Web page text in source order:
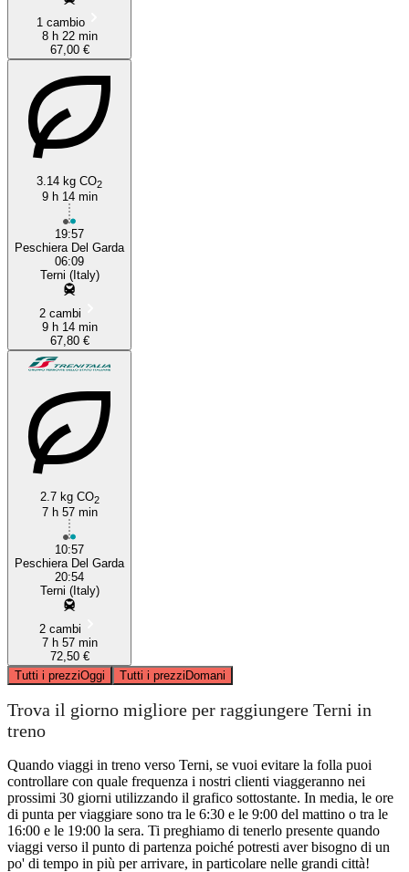
1 cambio
8 h 22 min
67,00 €
3.14 kg CO2
9 h 14 min
19:57
Peschiera Del Garda
06:09
Terni (Italy)
2 cambi
9 h 14 min
67,80 €
2.7 kg CO2
7 h 57 min
10:57
Peschiera Del Garda
20:54
Terni (Italy)
2 cambi
7 h 57 min
72,50 €
Tutti i prezziOggi Tutti i prezziDomani
Trova il giorno migliore per raggiungere Terni in
treno
Quando viaggi in treno verso Terni, se vuoi evitare la folla puoi
controllare con quale frequenza i nostri clienti viaggeranno nei
prossimi 30 giorni utilizzando il grafico sottostante. In media, le ore
di punta per viaggiare sono tra le 6:30 e le 9:00 del mattino o tra le
16:00 e le 19:00 la sera. Ti preghiamo di tenerlo presente quando
viaggi verso il punto di partenza poiché potresti aver bisogno di un
po' di tempo in più per arrivare, in particolare nelle grandi città!